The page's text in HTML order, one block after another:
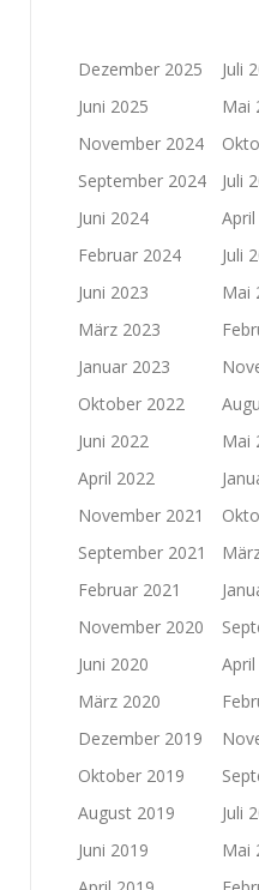
Dezember 2025
Juli
Juni 2025
Mai
November 2024
September 2024
Juli
Juni 2024
Februar 2024
Juli
Juni 2023
Mai
März 2023
Januar 2023
Oktober 2022
Juni 2022
Mai
April 2022
November 2021
September 2021
Februar 2021
November 2020
Juni 2020
März 2020
Dezember 2019
Oktober 2019
August 2019
Juli
Juni 2019
Mai